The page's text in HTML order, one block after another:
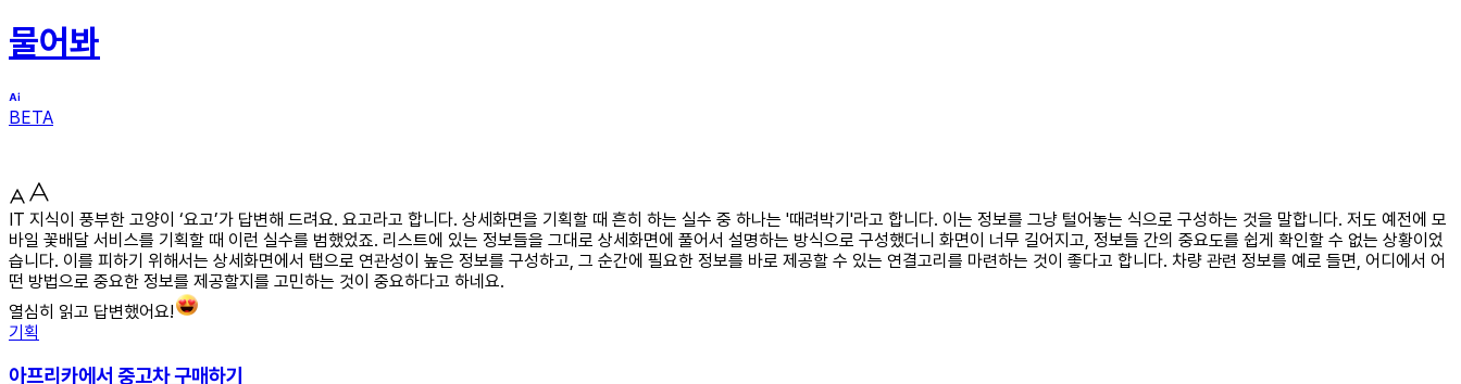
물어봐
BETA
IT 지식이 풍부한 고양이 ‘요고’가 답변해 드려요. 요고라고 합니다. 상세화면을 기획할 때 흔히 하는 실수 중 하나는 '때려박기'라고 합니다. 이는 정보를 그냥 털어놓는 식으로 구성하는 것을 말합니다. 저도 예전에 모
바일 꽃배달 서비스를 기획할 때 이런 실수를 범했었죠. 리스트에 있는 정보들을 그대로 상세화면에 풀어서 설명하는 방식으로 구성했더니 화면이 너무 길어지고, 정보들 간의 중요도를 쉽게 확인할 수 없는 상황이었
습니다. 이를 피하기 위해서는 상세화면에서 탭으로 연관성이 높은 정보를 구성하고, 그 순간에 필요한 정보를 바로 제공할 수 있는 연결고리를 마련하는 것이 좋다고 합니다. 차량 관련 정보를 예로 들면, 어디에서 어
떤 방법으로 중요한 정보를 제공할지를 고민하는 것이 중요하다고 하네요.
열심히 읽고 답변했어요!
기획
아프리카에서 중고차 구매하기